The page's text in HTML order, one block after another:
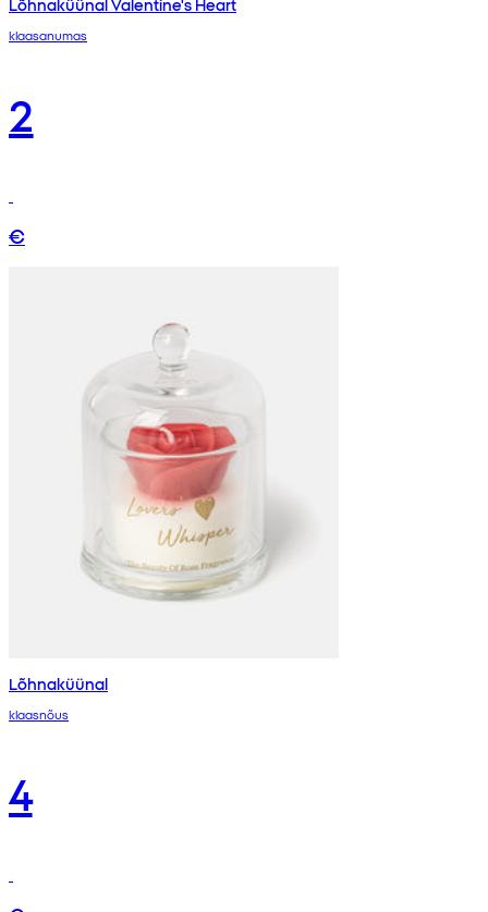
Lõhnaküünal Valentine's Heart
klaasanumas
2
€
Lõhnaküünal
klaasnõus
4